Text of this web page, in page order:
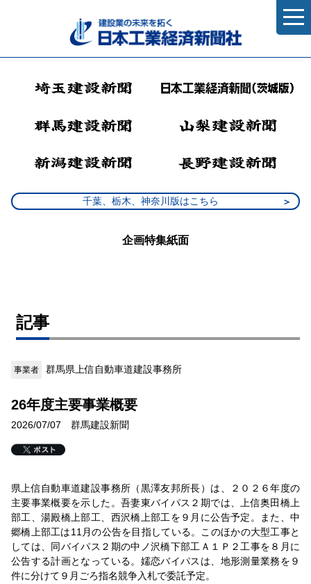
千葉、栃木、神奈川版はこちら
企画特集紙面
記事
事業者 群馬県上信自動車道建設事務所
26年度主要事業概要
2026/07/07 群馬建設新聞
県上信自動車道建設事務所（黒澤友邦所長）は、２０２６年度の
主要事業概要を示した。吾妻東バイパス２期では、上信奥田橋上
部工、湯殿橋上部工、西沢橋上部工を９月に公告予定。また、中
郷橋上部工は11月の公告を目指している。このほかの大型工事と
しては、同バイパス２期の中ノ沢橋下部工Ａ１Ｐ２工事を８月に
公告する計画となっている。嬬恋バイパスは、地形測量業務を９
件に分けて９月ごろ指名競争入札で委託予定。